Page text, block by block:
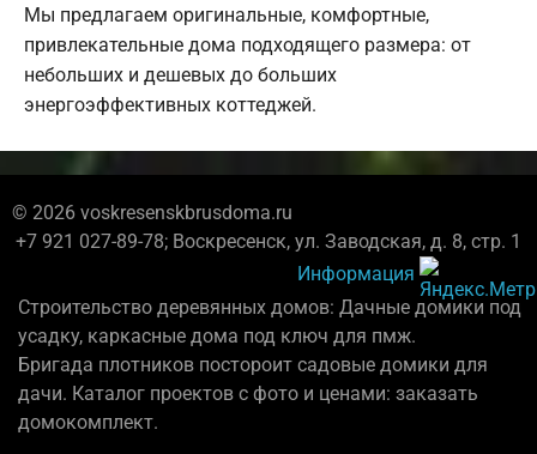
Мы предлагаем оригинальные, комфортные,
привлекательные дома подходящего размера: от
небольших и дешевых до больших
энергоэффективных коттеджей.
© 2026 voskresenskbrusdoma.ru
+7 921 027-89-78; Воскресенск, ул. Заводская, д. 8, стр. 1
Информация
Строительство деревянных домов: Дачные домики под
усадку, каркасные дома под ключ для пмж.
Бригада плотников постороит садовые домики для
дачи. Каталог проектов с фото и ценами: заказать
домокомплект.